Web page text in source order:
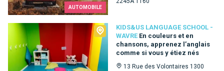
AUTOMOBILE
KIDS&US LANGUAGE SCHOOL -
WAVRE En couleurs et en
chansons, apprenez l’anglais
comme si vous y étiez nés
13 Rue des Volontaires 1300
Kids&Us language school - Wavre